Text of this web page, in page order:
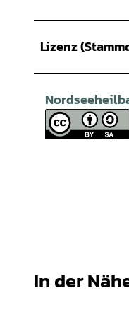
Lizenz
In der